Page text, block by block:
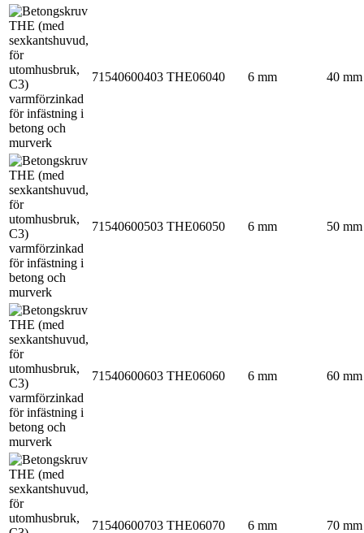
71540600403 THE06040 6 mm 40 mm
71540600503 THE06050 6 mm 50 mm
71540600603 THE06060 6 mm 60 mm
71540600703 THE06070 6 mm 70 mm